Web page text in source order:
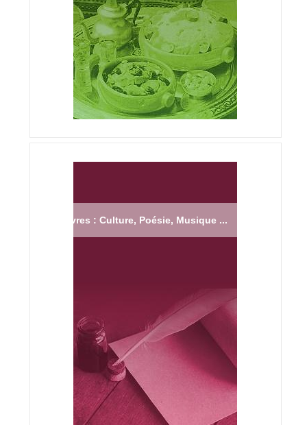
Livres : Culture, Poésie, Musique ...